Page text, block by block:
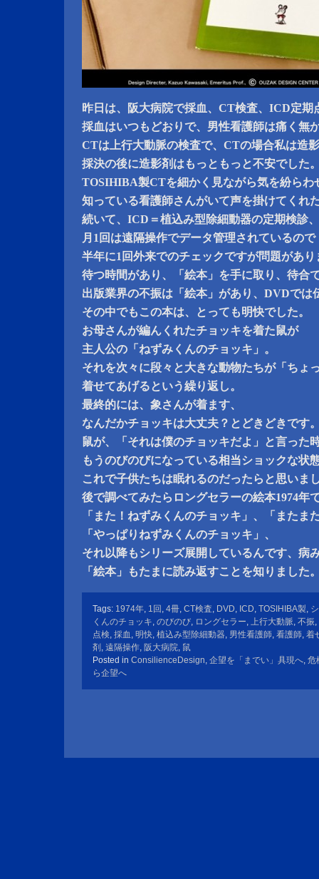
昨日は、阪大病院で採血、CT検査、ICD定期
採血はいつもどおりで、男性看護師は痛く無
CTは上行大動脈の検査で、CTの場合私は造
採決の後に造影剤はもっともっと不安でした
TOSIHIBA製CTを細かく見ながら気を紛らわ
知っている看護師さんがいて声を掛けてくれ
続いて、ICD＝植込み型除細動器の定期検診、
月1回は遠隔操作でデータ管理されているので
半年に1回外来でのチェックですが問題があ
待つ時間があり、「絵本」を手に取り、待合
出版業界の不振は「絵本」があり、DVDでは
その中でもこの本は、とっても明快でした。
お母さんが編んくれたチョッキを着た鼠が
主人公の「ねずみくんのチョッキ」。
それを次々に段々と大きな動物たちが「ちょ
着せてあげるという繰り返し。
最終的には、象さんが着ます、
なんだかチョッキは大丈夫？とどきどきです
鼠が、「それは僕のチョッキだよ」と言った
もうのびのびになっている相当ショックな状
これで子供たちは眠れるのだったらと思いま
後で調べてみたらロングセラーの絵本1974年
「また！ねずみくんのチョッキ」、「またま
「やっぱりねずみくんのチョッキ」、
それ以降もシリーズ展開しているんです、病
「絵本」もたまに読み返すことを知りました
Tags: 1974年, 1回 , 4冊, CT検査, DVD, ICD, TOSIHIBA製,
くんのチョッキ, のびのび, ロングセラー, 上行大動脈, 不振,
点検, 採血 , 明快, 植込み型除細動器, 男性看護師, 看護師, 着
剤 , 遠隔操作, 阪大病院, 鼠
Posted in ConsilienceDesign, 企望を「までい」具現へ, 危
ら企望へ